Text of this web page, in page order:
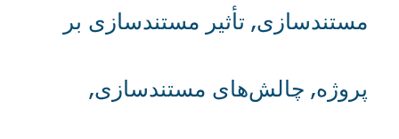
مستندسازی, تأثیر مستندسازی بر
پروژه, چالش‌های مستندسازی,